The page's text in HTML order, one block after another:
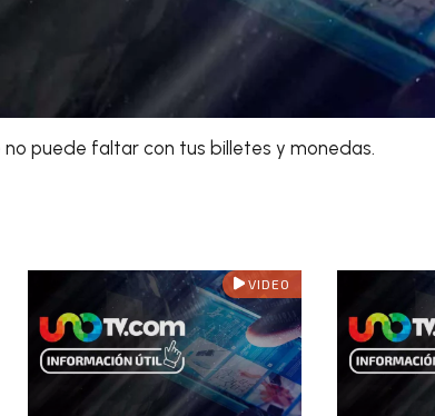
no puede faltar con tus billetes y monedas.
VIDEO